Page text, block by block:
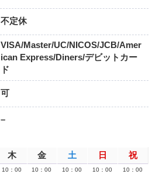
不定休
VISA/Master/UC/NICOS/JCB/Amer
ican Express/Diners/デビットカー
ド
可
–
木 金 土 日 祝
10：00 10：00 10：00 10：00 10：00